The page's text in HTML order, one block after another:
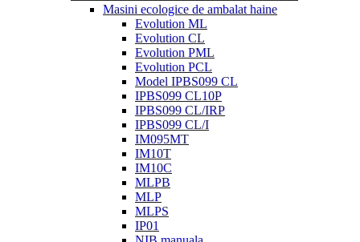
Masini ecologice de ambalat haine
Evolution ML
Evolution CL
Evolution PML
Evolution PCL
Model IPBS099 CL
IPBS099 CL10P
IPBS099 CL/IRP
IPBS099 CL/I
IM095MT
IM10T
IM10C
MLPB
MLP
MLPS
IP01